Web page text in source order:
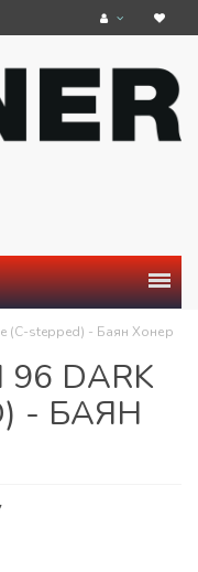
(C-stepped) - Баян Хонер
96 DARK
- БАЯН